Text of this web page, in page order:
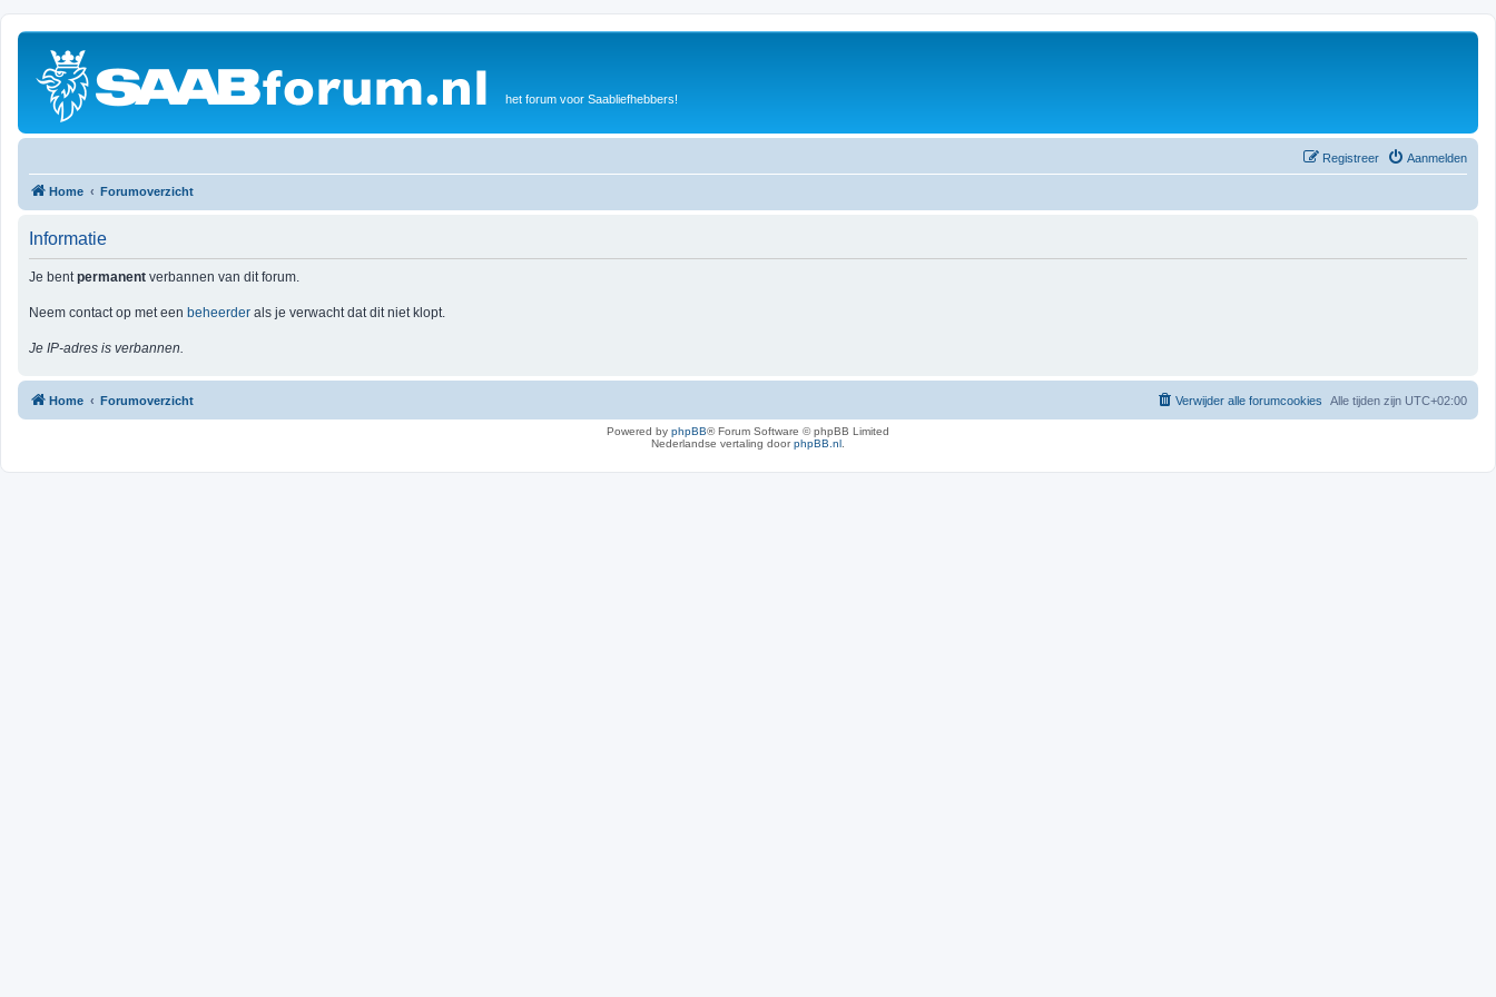
het forum voor Saabliefhebbers!
Aanmelden
Registreer
Home Forumoverzicht
Informatie
Je bentpermanent verbannen van dit forum.
Neem contact op met een beheerder als je verwacht dat dit niet klopt.
Je IP-adres is verbannen.
Home Forumoverzicht Alle tijden zijn UTC+02:00
Verwijder alle forumcookies
Powered by phpBB® Forum Software © phpBB Limited
Nederlandse vertaling doorphpBB.nl